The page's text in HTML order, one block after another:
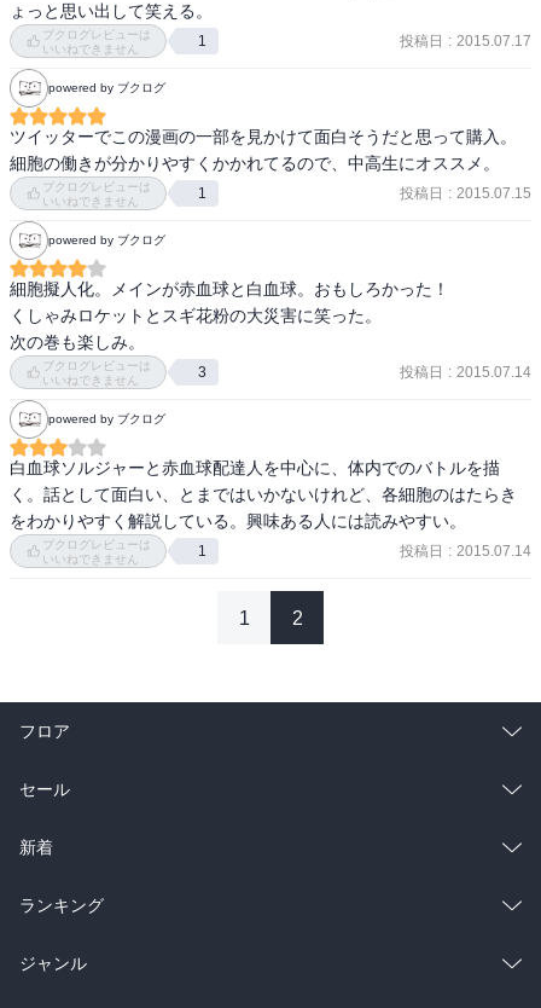
1話目のロケット発射、花粉、臨場感凄いです。笑いました。
ょっと思い出して笑える。
ブクログレビューは
いいねできません
1 投稿日 : 2015.07.17
powered by ブクログ
ツイッターでこの漫画の一部を見かけて面白そうだと思って購入。
細胞の働きが分かりやすくかかれてるので、中高生にオススメ。
ブクログレビューは
いいねできません
1 投稿日 : 2015.07.15
powered by ブクログ
細胞擬人化。メインが赤血球と白血球。おもしろかった！
くしゃみロケットとスギ花粉の大災害に笑った。
次の巻も楽しみ。
ブクログレビューは
いいねできません
3 投稿日 : 2015.07.14
powered by ブクログ
白血球ソルジャーと赤血球配達人を中心に、体内でのバトルを描
く。話として面白い、とまではいかないけれど、各細胞のはたらき
をわかりやすく解説している。興味ある人には読みやすい。
ブクログレビューは
いいねできません
1 投稿日 : 2015.07.14
1 2
フロア
総合
ラノベ
雑誌・グラビア
BL・TL
セール
総合
ラノベ
雑誌・グラビア
新着
総合
ラノベ
ランキング
総合
ジャンル